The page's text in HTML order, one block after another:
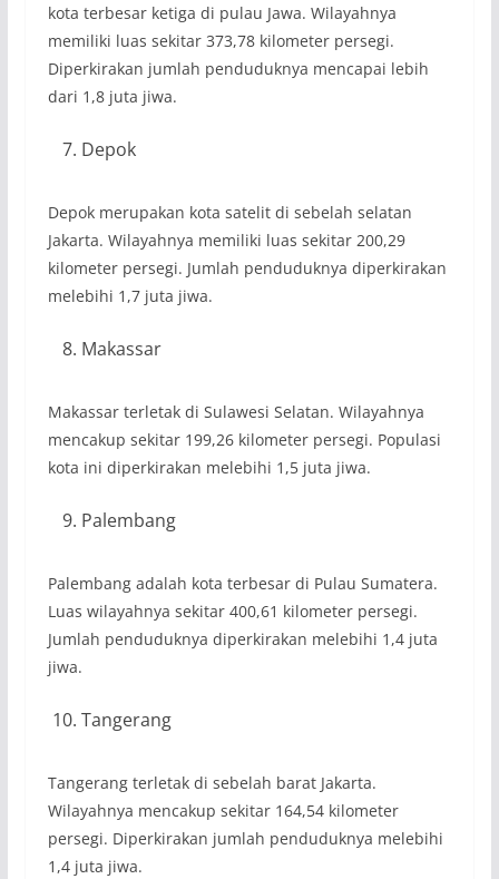
kota terbesar ketiga di pulau Jawa. Wilayahnya
memiliki luas sekitar 373,78 kilometer persegi.
Diperkirakan jumlah penduduknya mencapai lebih
dari 1,8 juta jiwa.
Depok
Depok merupakan kota satelit di sebelah selatan
Jakarta. Wilayahnya memiliki luas sekitar 200,29
kilometer persegi. Jumlah penduduknya diperkirakan
melebihi 1,7 juta jiwa.
Makassar
Makassar terletak di Sulawesi Selatan. Wilayahnya
mencakup sekitar 199,26 kilometer persegi. Populasi
kota ini diperkirakan melebihi 1,5 juta jiwa.
Palembang
Palembang adalah kota terbesar di Pulau Sumatera.
Luas wilayahnya sekitar 400,61 kilometer persegi.
Jumlah penduduknya diperkirakan melebihi 1,4 juta
jiwa.
Tangerang
Tangerang terletak di sebelah barat Jakarta.
Wilayahnya mencakup sekitar 164,54 kilometer
persegi. Diperkirakan jumlah penduduknya melebihi
1,4 juta jiwa.